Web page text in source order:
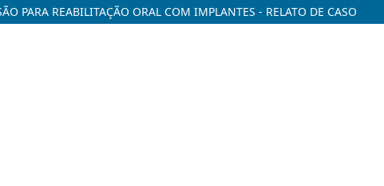
PARA REABILITAÇÃO ORAL COM IMPLANTES - RELATO DE CASO